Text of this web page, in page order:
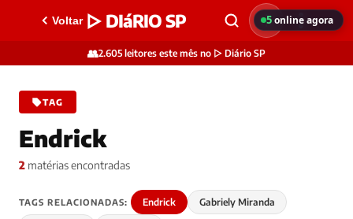
Voltar ▷ DIáRIO SP
👥2.605 leitores este mês no ▷ Diário SP
TAG
Endrick
2 matérias encontradas
TAGS RELACIONADAS: Endrick Gabriely Miranda
5online agora